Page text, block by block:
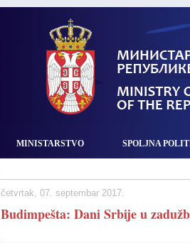
MINISTARSTVO SPOLJNA
četvrtak, 07. septembar 2017.
Budimpešta: Dani Srbije u